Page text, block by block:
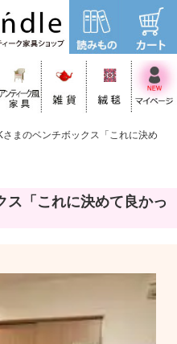
さまのベンチボックス「これに決め
ス「これに決めて良かっ